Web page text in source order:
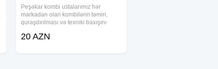
Peşəkar kombi ustalarımız hər
markadan olan kombilərin təmiri,
quraşdırılması və texniki baxışını
Xidmətlərimizə kombilərin dərindən
xətlərinin və
20 AZN